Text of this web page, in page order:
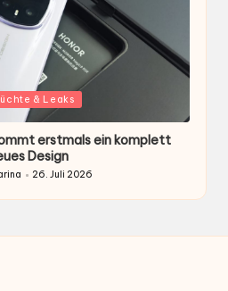
& Leaks
erstmals ein komplett
Design
26. Juli 2026